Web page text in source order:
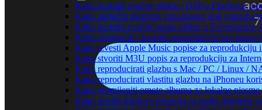
Kako koristiti zvučne efekte i DSP u Flacboxu:
Kako uključiti glazbeni vizualizator dok
Kako koristiti zvučne audio efekte u Evermusicu:
Kako omogućiti i koristiti reprodukciju bez pauza
Kako izvesti Apple Music popise za reprodukciju
Kako stvoriti M3U popis za reprodukciju za
Kako reproducirati glazbu s Mac / PC / Linux /
Kako reproducirati vlastitu glazbu na iPhoneu
Kako promijeniti omote albuma za lokalne
Kako urediti tekstove pjesama za audio datoteke